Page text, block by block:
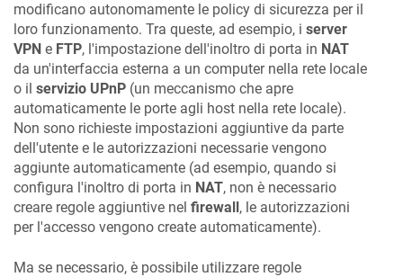
modificano autonomamente le policy di sicurezza per il
loro funzionamento. Tra queste, ad esempio, i server
VPN e FTP, l'impostazione dell'inoltro di porta in NAT
da un'interfaccia esterna a un computer nella rete locale
o il servizio UPnP (un meccanismo che apre
automaticamente le porte agli host nella rete locale).
Non sono richieste impostazioni aggiuntive da parte
dell'utente e le autorizzazioni necessarie vengono
aggiunte automaticamente (ad esempio, quando si
configura l'inoltro di porta in NAT, non è necessario
creare regole aggiuntive nel firewall , le autorizzazioni
per l'accesso vengono create automaticamente).
Ma se necessario, è possibile utilizzare regole